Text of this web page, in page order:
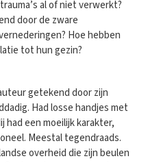
al of niet verwerkt?
door de zware
Hoe hebben
tot hun gezin?
getekend door zijn
Had losse handjes met
had een moeilijk karakter,
Meestal tegendraads.
overheid die zijn beulen